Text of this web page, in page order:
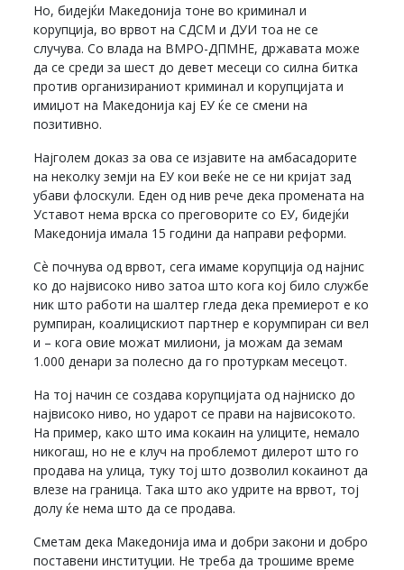
Но, бидејќи Македонија тоне во криминал и
корупција, во врвот на СДСМ и ДУИ тоа не се
случува. Со влада на ВМРО-ДПМНЕ, државата може
да се среди за шест до девет месеци со силна битка
против организираниот криминал и корупцијата и
имиџот на Македонија кај ЕУ ќе се смени на
позитивно.
Најголем доказ за ова се изјавите на амбасадорите
на неколку земји на ЕУ кои веќе не се ни кријат зад
убави флоскули. Еден од нив рече дека промената на
Уставот нема врска со преговорите со ЕУ, бидејќи
Македонија имала 15 години да направи реформи.
Сѐ почнува од врвот, сега имаме корупција од најнис
ко до највисоко ниво затоа што кога кој било службе
ник што работи на шалтер гледа дека премиерот е ко
румпиран, коалицискиот партнер е корумпиран си вел
и – кога овие можат милиони, ја можам да земам
1.000 денари за полесно да го протуркам месецот.
На тој начин се создава корупцијата од најниско до
највисоко ниво, но ударот се прави на највисокото.
На пример, како што има кокаин на улиците, немало
никогаш, но не е клуч на проблемот дилерот што го
продава на улица, туку тој што дозволил кокаинот да
влезе на граница. Така што ако удрите на врвот, тој
долу ќе нема што да се продава.
Сметам дека Македонија има и добри закони и добро
поставени институции. Не треба да трошиме време